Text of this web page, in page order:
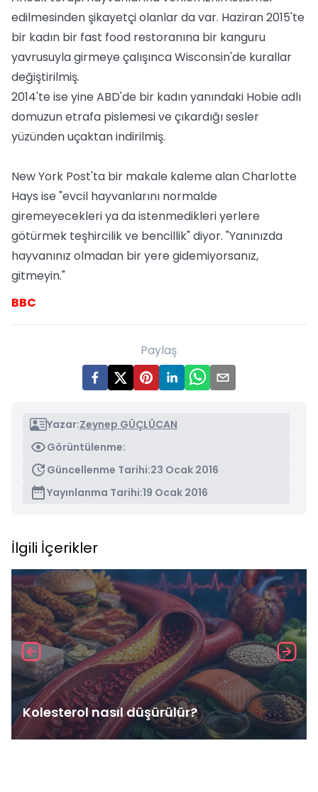
edilmesinden şikayetçi olanlar da var. Haziran 2015'te
bir kadın bir fast food restoranına bir kanguru
yavrusuyla girmeye çalışınca Wisconsin'de kurallar
değiştirilmiş.
2014'te ise yine ABD'de bir kadın yanındaki Hobie adlı
domuzun etrafa pislemesi ve çıkardığı sesler
yüzünden uçaktan indirilmiş.
New York Post'ta bir makale kaleme alan Charlotte
Hays ise "evcil hayvanlarını normalde
giremeyecekleri ya da istenmedikleri yerlere
götürmek teşhircilik ve bencillik" diyor. "Yanınızda
hayvanınız olmadan bir yere gidemiyorsanız,
gitmeyin."
BBC
Paylaş
Yazar:Zeynep GÜÇLÜCAN
Görüntülenme:
Güncellenme Tarihi:23 Ocak 2016
Yayınlanma Tarihi:19 Ocak 2016
İlgili İçerikler
Kolesterol nasıl düşürülür?